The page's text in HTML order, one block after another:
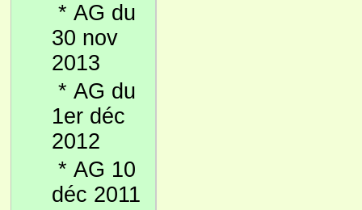
* AG du
30 nov
2013
* AG du
1er déc
2012
* AG 10
déc 2011